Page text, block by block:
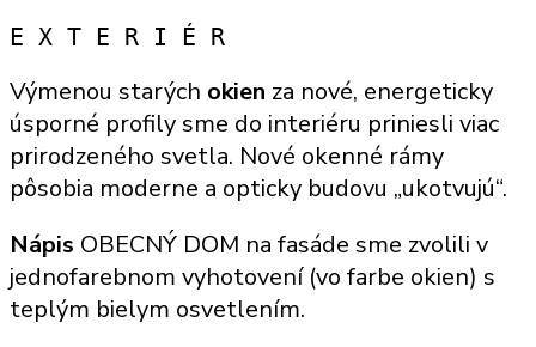
E X T E R I É R
Výmenou starých okien za nové, energeticky
úsporné profily sme do interiéru priniesli viac
prirodzeného svetla. Nové okenné rámy
pôsobia moderne a opticky budovu „ukotvujú“.
Nápis OBECNÝ DOM na fasáde sme zvolili v
jednofarebnom vyhotovení (vo farbe okien) s
teplým bielym osvetlením.